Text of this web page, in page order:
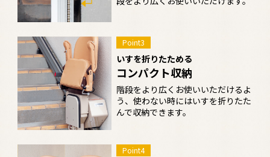
Point3
いすを折りたためる
コンパクト収納
階段をより広くお使いいただけるよ
う、使わない時にはいすを折りたた
んで収納できます。
Point4